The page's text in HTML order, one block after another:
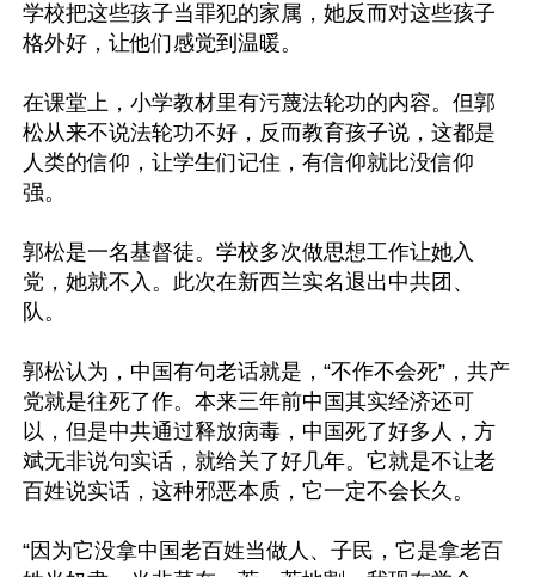
学校把这些孩子当罪犯的家属，她反而对这些孩子
格外好，让他们感觉到温暖。
在课堂上，小学教材里有污蔑法轮功的内容。但郭
松从来不说法轮功不好，反而教育孩子说，这都是
人类的信仰，让学生们记住，有信仰就比没信仰
强。
郭松是一名基督徒。学校多次做思想工作让她入
党，她就不入。此次在新西兰实名退出中共团、
队。
郭松认为，中国有句老话就是，“不作不会死”，共产
党就是往死了作。本来三年前中国其实经济还可
以，但是中共通过释放病毒，中国死了好多人，方
斌无非说句实话，就给关了好几年。它就是不让老
百姓说实话，这种邪恶本质，它一定不会长久。
“因为它没拿中国老百姓当做人、子民，它是拿老百